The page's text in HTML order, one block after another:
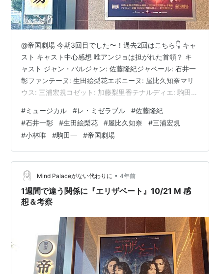
@帝国劇場 今期3回目でした〜！過去2回はこちら👇 キャ
スト キャスト中心感想 唯アンジョは担がれた首領？ キ
ャスト ジャン・バルジャン: 佐藤隆紀ジャベール: 石井一
彰ファンテーヌ: 生田絵梨花エポニーヌ: 屋比久知奈マリ
ウス: 三浦宏規コゼット: 加藤梨里香テナルディエ: 駒田一
唯グランテール: 近藤真行 ガブローシュ: アッカヤ陽仁リ
トル・コゼット: 平山ゆず希リトル・エポニーヌ: 井手陽
菜乃 +23名 キャスト中心感想 今回はまず、佐藤（しゅ
が）バルジャンのプロローグの悪のオーラに圧倒されま
した。「銀の食器だこいつは高い」のあとの…
#ミュージカル #レ・ミゼラブル #佐藤隆紀
#石井一彰 #生田絵梨花 #屋比久知奈 #三浦宏規
#小林唯 #駒田一 #帝国劇場
Mind Palaceがない代わりに • 4年前
1週間で違う関係に『エリザベート』10/21 M 感
想＆考察